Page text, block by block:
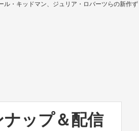
・キッドマン、ジュリア・ロバーツらの新作ず
ップ＆配信